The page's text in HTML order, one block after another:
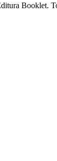
Booklet.